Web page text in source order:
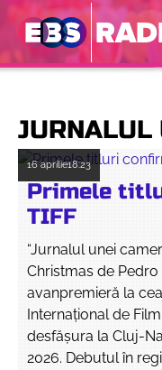
JURNALUL
16 aprilie18:23
Primele
TIFF
“Jurnalul unei
Christmas de
avanpremieră la
Internațional de
desfăşura la Cluj-
2026. Debutul în